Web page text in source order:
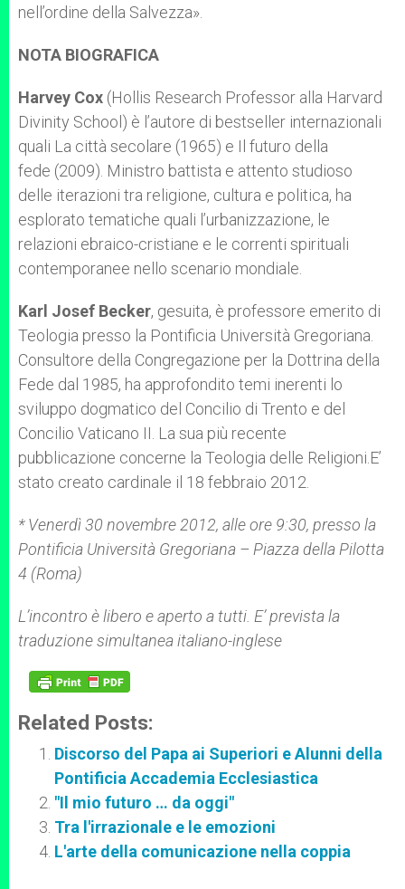
nell’ordine della Salvezza».
NOTA BIOGRAFICA
Harvey Cox (Hollis Research Professor alla Harvard
Divinity School) è l’autore di bestseller internazionali
quali La città secolare (1965) e Il futuro della
fede (2009). Ministro battista e attento studioso
delle iterazioni tra religione, cultura e politica, ha
esplorato tematiche quali l’urbanizzazione, le
relazioni ebraico-cristiane e le correnti spirituali
contemporanee nello scenario mondiale.
Karl Josef Becker, gesuita, è professore emerito di
Teologia presso la Pontificia Università Gregoriana.
Consultore della Congregazione per la Dottrina della
Fede dal 1985, ha approfondito temi inerenti lo
sviluppo dogmatico del Concilio di Trento e del
Concilio Vaticano II. La sua più recente
pubblicazione concerne la Teologia delle Religioni.E’
stato creato cardinale il 18 febbraio 2012.
* Venerdì 30 novembre 2012, alle ore 9:30, presso la
Pontificia Università Gregoriana – Piazza della Pilotta
4 (Roma)
L’incontro è libero e aperto a tutti. E’ prevista la
traduzione simultanea italiano-inglese
Related Posts:
Discorso del Papa ai Superiori e Alunni della
Pontificia Accademia Ecclesiastica
"Il mio futuro … da oggi"
Tra l'irrazionale e le emozioni
L'arte della comunicazione nella coppia